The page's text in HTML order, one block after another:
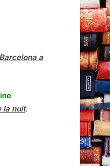
a
la nuit.